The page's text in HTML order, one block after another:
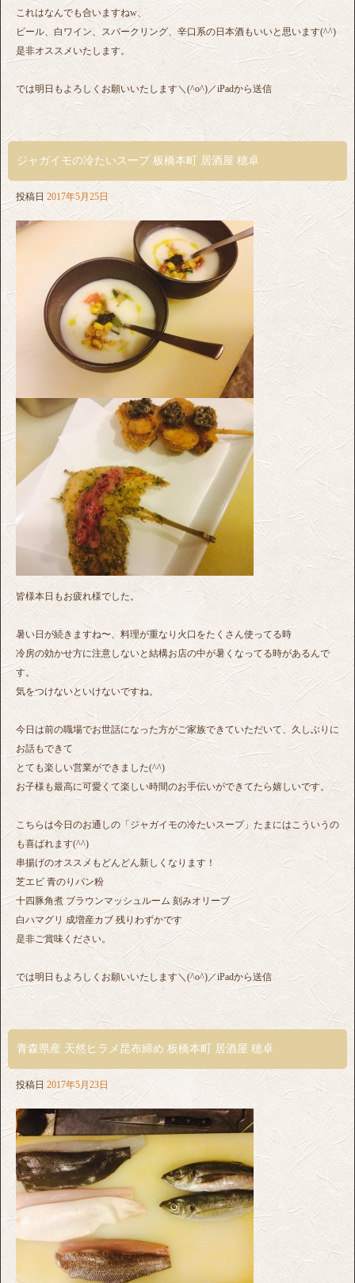
これはなんでも合いますねw、
ビール、白ワイン、スパークリング、辛口系の日本酒もいいと思います(^^)
是非オススメいたします。
では明日もよろしくお願いいたします＼(^o^)／iPadから送信
ジャガイモの冷たいスープ 板橋本町 居酒屋 穂卓
投稿日 2017年5月25日
皆様本日もお疲れ様でした。
暑い日が続きますね〜、料理が重なり火口をたくさん使ってる時
冷房の効かせ方に注意しないと結構お店の中が暑くなってる時があるんで
す。
気をつけないといけないですね。
今日は前の職場でお世話になった方がご家族できていただいて、久しぶりに
お話もできて
とても楽しい営業ができました(^^)
お子様も最高に可愛くて楽しい時間のお手伝いができてたら嬉しいです。
こちらは今日のお通しの「ジャガイモの冷たいスープ」たまにはこういうの
も喜ばれます(^^)
串揚げのオススメもどんどん新しくなります！
芝エビ 青のりパン粉
十四豚角煮 ブラウンマッシュルーム 刻みオリーブ
白ハマグリ 成増産カブ 残りわずかです
是非ご賞味ください。
では明日もよろしくお願いいたします＼(^o^)／iPadから送信
青森県産 天然ヒラメ昆布締め 板橋本町 居酒屋 穂卓
投稿日 2017年5月23日